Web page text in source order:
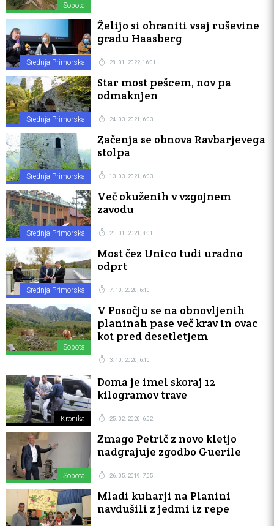
Sobota
Srednja Primorska
Želijo si ohraniti vsaj ruševine
gradu Haasberg
28. 01. 2022, 16:01
Srednja Primorska
Star most pešcem, nov pa
odmaknjen
24. 03. 2021, 6:03
Srednja Primorska
Začenja se obnova Ravbarjevega
stolpa
13. 03. 2021, 6:03
Srednja Primorska
Več okuženih v vzgojnem
zavodu
21. 01. 2021, 8:01
Srednja Primorska
Most čez Unico tudi uradno
odprt
7. 10. 2020, 6:10
Sobota
V Posočju se na obnovljenih
planinah pase več krav in ovac
kot pred desetletjem
3. 10. 2020, 6:10
Kronika
Doma je imel skoraj 12
kilogramov trave
25. 02. 2020, 6:02
Sobota
Zmago Petrič z novo kletjo
nadgrajuje zgodbo Guerile
26. 05. 2019, 7:05
Mladi kuharji na Planini
navdušili z jedmi iz repe